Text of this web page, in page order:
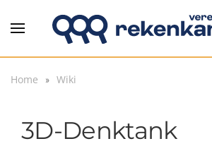
Overslaan en naar de inhoud gaan
Home Wiki
3D-Denktank